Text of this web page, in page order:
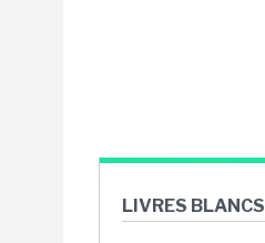
LIVRES BLANCS